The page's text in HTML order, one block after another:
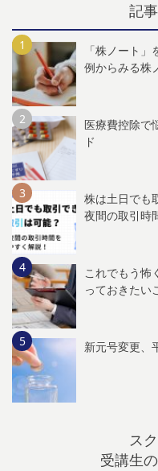
記
「株ノート
例からみる株
医療費控除で
ド
株は土日でも
夜間の取引時
これでもう怖
っておきたい
新元号変更、
ス
受講生